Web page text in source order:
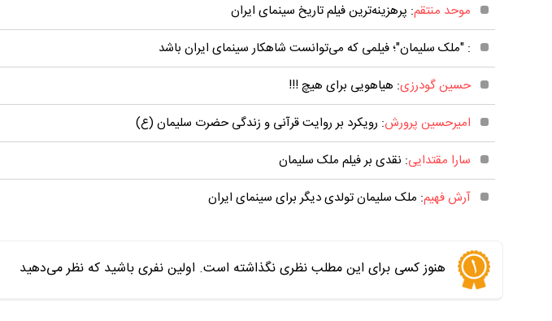
موحد منتقم: پرهزینه‌ترین فیلم تاریخ سینمای ایران
: "ملک سلیمان"؛ فیلمی که می‌توانست شاهکار سینمای ایران باشد
حسین گودرزی: هیاهویی برای هیچ !!!
امیرحسین پرورش: رویکرد بر روایت قرآنی و زندگی حضرت سلیمان (ع)
سارا مقتدایی: نقدی بر فیلم ملک سلیمان
آرش فهیم: ملک سلیمان تولدی دیگر برای سینمای ایران
هنوز کسی برای این مطلب نظری نگذاشته است. اولین نفری باشید که نظر می‌دهید